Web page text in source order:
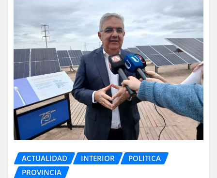
ACTUALIDAD INTERIOR
POLITICA
PROVINCIA